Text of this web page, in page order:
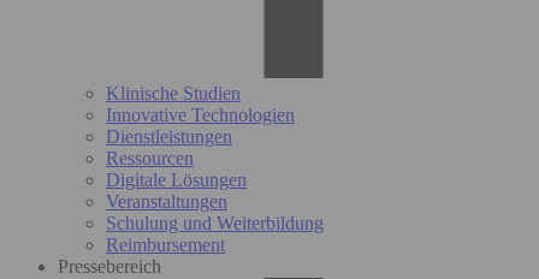
Klinische Studien
Innovative Technologien
Dienstleistungen
Ressourcen
Digitale Lösungen
Veranstaltungen
Schulung und Weiterbildung
Reimbursement
Pressebereich